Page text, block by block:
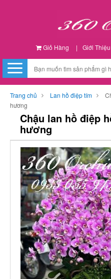
Giỏ Hàng | Giới Thiệu
Trang chủ Lan hồ điệp tím
hương
Chậu lan hồ điệp
hương